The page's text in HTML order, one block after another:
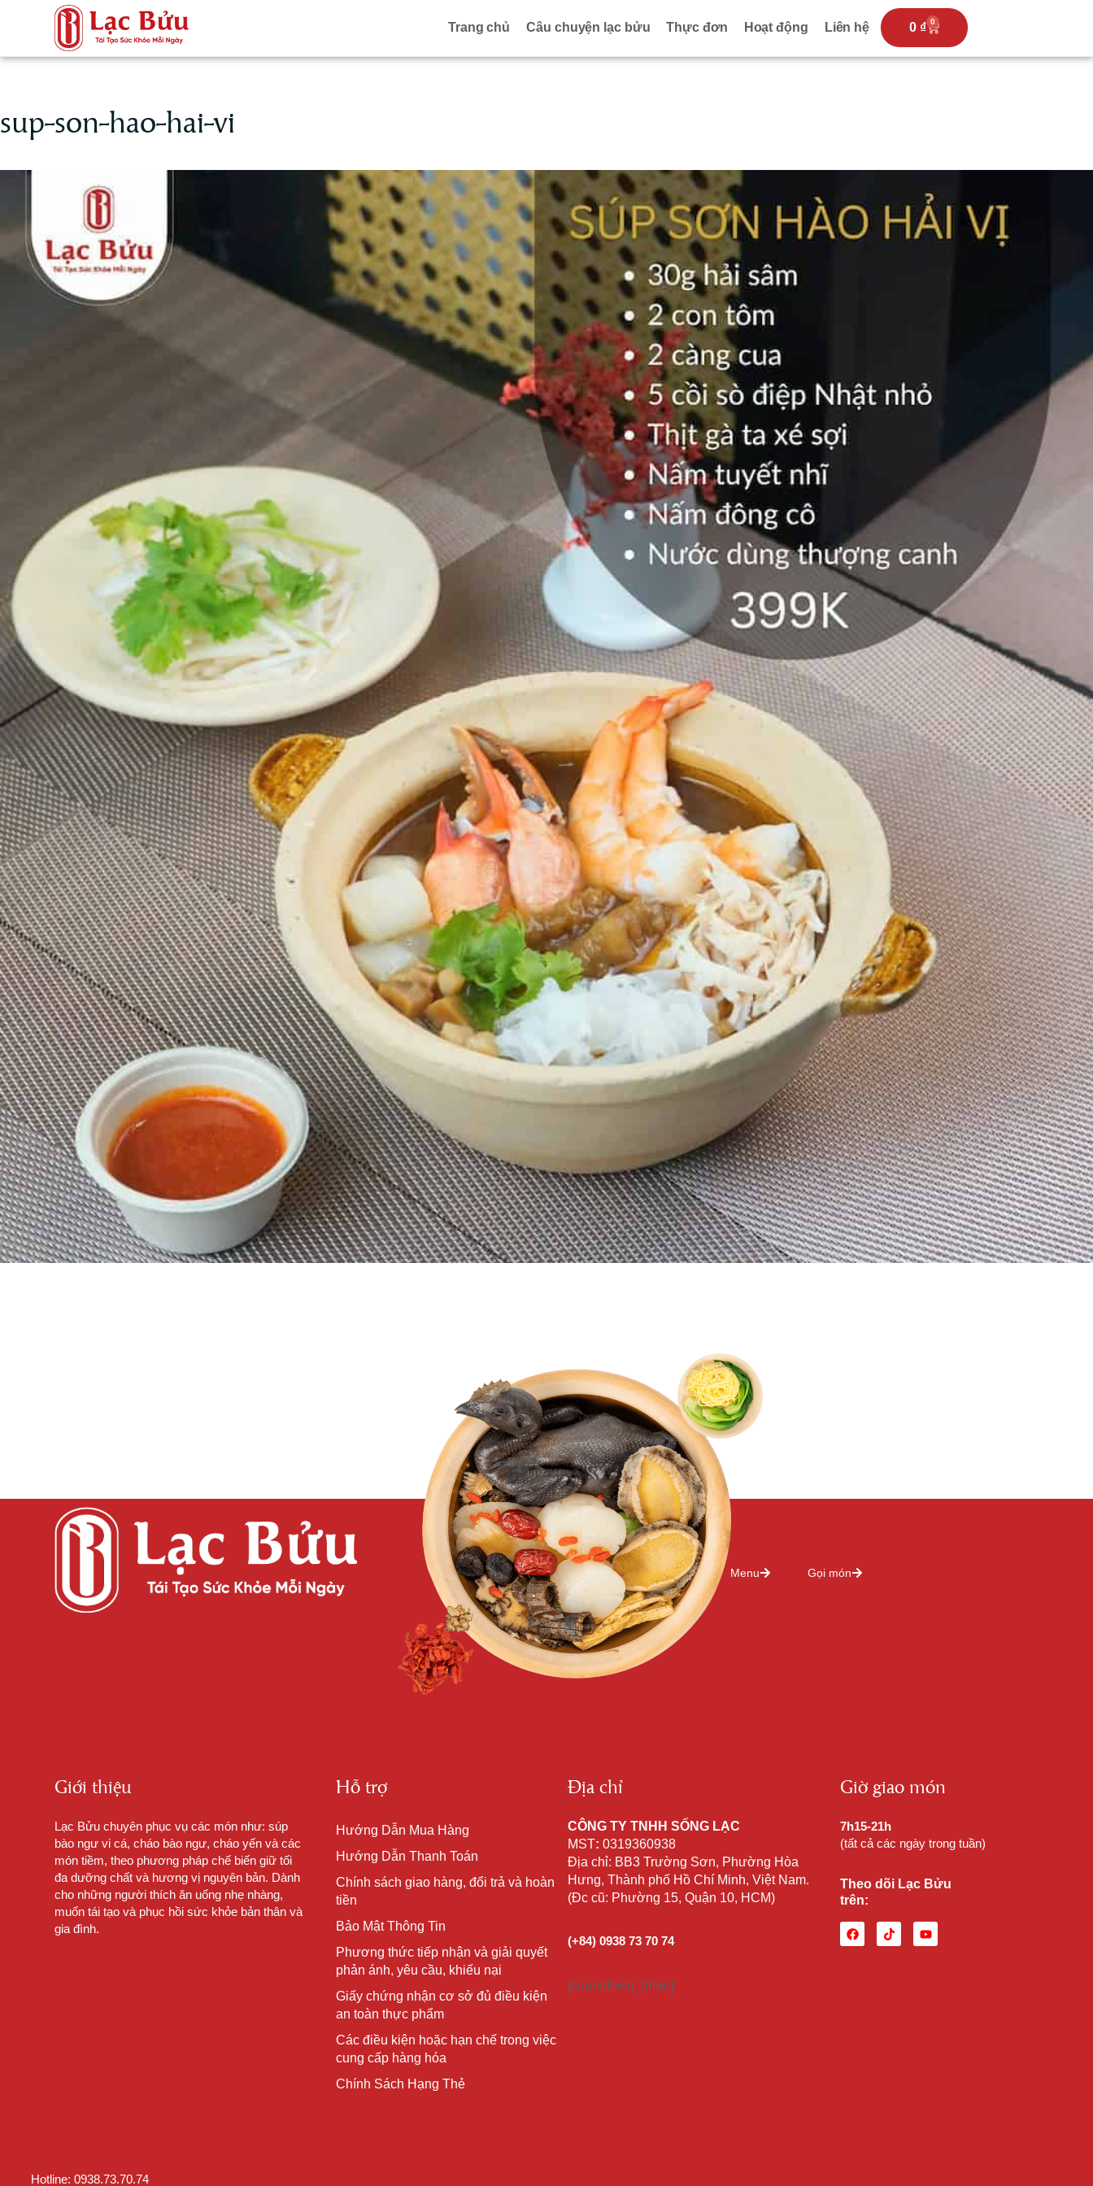
Trang chủ Câu chuyện lạc bửu Thực đơn Hoạt động Liên hệ 0 ₫ 0
sup-son-hao-hai-vi
Menu Gọi món
Giới thiệu
Lạc Bửu chuyên phục vụ các món như: súp
bào ngư vi cá, cháo bào ngư, cháo yến và các
món tiềm, theo phương pháp chế biến giữ tối
đa dưỡng chất và hương vị nguyên bản. Dành
cho những người thích ăn uống nhẹ nhàng,
muốn tái tạo và phục hồi sức khỏe bản thân và
gia đình.
Hỗ trợ
Hướng Dẫn Mua Hàng
Hướng Dẫn Thanh Toán
Chính sách giao hàng, đổi trả và hoàn
tiền
Bảo Mật Thông Tin
Phương thức tiếp nhận và giải quyết
phản ánh, yêu cầu, khiếu nại
Giấy chứng nhận cơ sở đủ điều kiện
an toàn thực phẩm
Các điều kiện hoặc hạn chế trong việc
cung cấp hàng hóa
Chính Sách Hạng Thẻ
Địa chỉ
CÔNG TY TNHH SỐNG LẠC
MST: 0319360938
Địa chỉ: BB3 Trường Sơn, Phường Hòa
Hưng, Thành phố Hồ Chí Minh, Việt Nam.
(Đc cũ: Phường 15, Quận 10, HCM)
(+84) 0938 73 70 74
[countdown_timer]
Giờ giao món
7h15-21h
(tất cả các ngày trong tuần)
Theo dõi Lạc Bửu
trên:
Hotline: 0938.73.70.74